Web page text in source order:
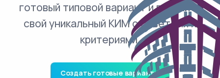
готовый типовой вариант и получить
свой уникальный КИМ с ответами и
критериями.
Создать готовые варианты